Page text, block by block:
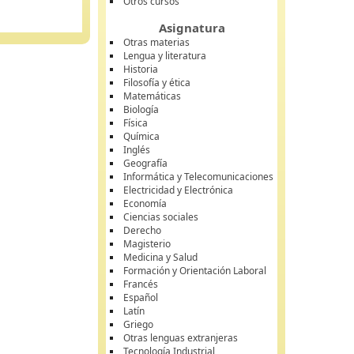
Asignatura
Otras materias
Lengua y literatura
Historia
Filosofía y ética
Matemáticas
Biología
Física
Química
Inglés
Geografía
Informática y Telecomunicaciones
Electricidad y Electrónica
Economía
Ciencias sociales
Derecho
Magisterio
Medicina y Salud
Formación y Orientación Laboral
Francés
Español
Latín
Griego
Otras lenguas extranjeras
Tecnología Industrial